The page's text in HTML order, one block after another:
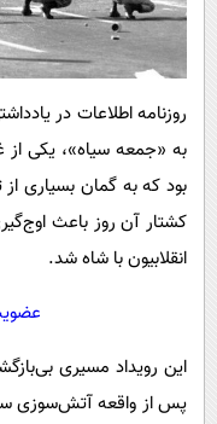
به «جمعه سیاه»، یکی از
بود که به گمان بسیاری
کشتار آن روز باعث
انقلابیون با شاه شد.
این رویداد مسیری